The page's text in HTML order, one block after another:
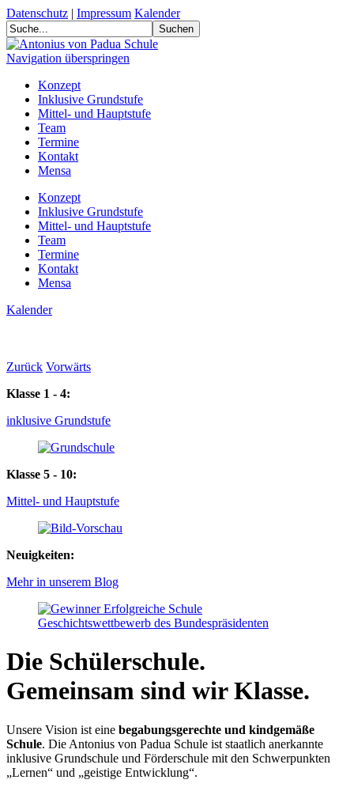
Datenschutz | Impressum Kalender
Navigation überspringen
Konzept
Inklusive Grundstufe
Mittel- und Hauptstufe
Team
Termine
Kontakt
Mensa
Konzept
Inklusive Grundstufe
Mittel- und Hauptstufe
Team
Termine
Kontakt
Mensa
Kalender
Zurück Vorwärts
Klasse 1 - 4:
inklusive Grundstufe
Klasse 5 - 10:
Mittel- und Hauptstufe
Neuigkeiten:
Mehr in unserem Blog
Die Schülerschule.
Gemeinsam sind wir Klasse.
Unsere Vision ist eine begabungsgerechte und kindgemäße
Schule. Die Antonius von Padua Schule ist staatlich anerkannte
inklusive Grundschule und Förderschule mit den Schwerpunkten
„Lernen“ und „geistige Entwicklung“.